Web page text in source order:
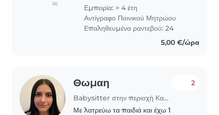
(2)
φύλαξη παίδιων. Κι έχω
παρακολουθήσει σεμινάριο πρώτων..
Εμπειρία: > 4 έτη
Αντίγραφο Ποινικού Μητρώου
Επαληθευμένα ραντεβού: 24
5,00 €/ώρα
Θωμαη
Babysitter στην περιοχή Καλαμαριά
2
Με λατρεύω τα παιδιά και έχω 1